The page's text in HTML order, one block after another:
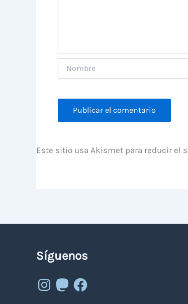
Este sitio usa Akismet para reducir el
Síguenos
Instagram
MastodonFacebook